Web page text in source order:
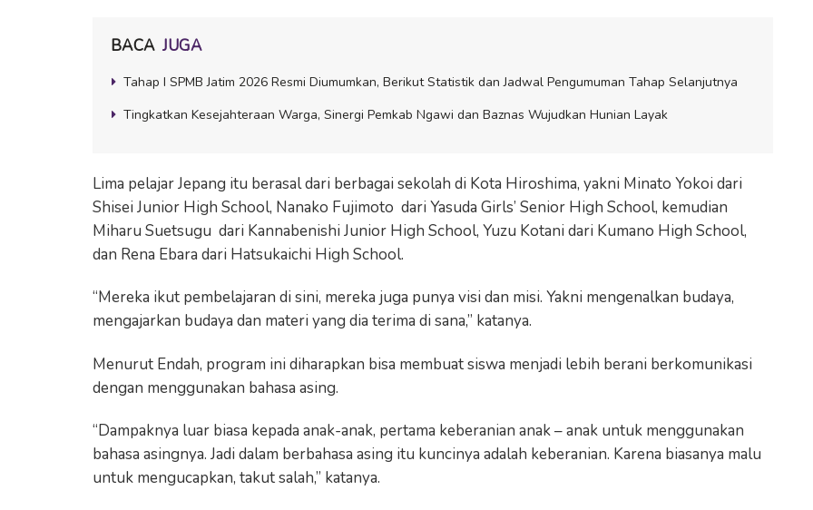
BACA JUGA
Tahap I SPMB Jatim 2026 Resmi Diumumkan, Berikut Statistik dan Jadwal Pengumuman Tahap Selanjutnya
Tingkatkan Kesejahteraan Warga, Sinergi Pemkab Ngawi dan Baznas Wujudkan Hunian Layak
Lima pelajar Jepang itu berasal dari berbagai sekolah di Kota Hiroshima, yakni Minato Yokoi dari
Shisei Junior High School, Nanako Fujimoto dari Yasuda Girls’ Senior High School, kemudian
Miharu Suetsugu dari Kannabenishi Junior High School, Yuzu Kotani dari Kumano High School,
dan Rena Ebara dari Hatsukaichi High School.
“Mereka ikut pembelajaran di sini, mereka juga punya visi dan misi. Yakni mengenalkan budaya,
mengajarkan budaya dan materi yang dia terima di sana,” katanya.
Menurut Endah, program ini diharapkan bisa membuat siswa menjadi lebih berani berkomunikasi
dengan menggunakan bahasa asing.
“Dampaknya luar biasa kepada anak-anak, pertama keberanian anak – anak untuk menggunakan
bahasa asingnya. Jadi dalam berbahasa asing itu kuncinya adalah keberanian. Karena biasanya malu
untuk mengucapkan, takut salah,” katanya.